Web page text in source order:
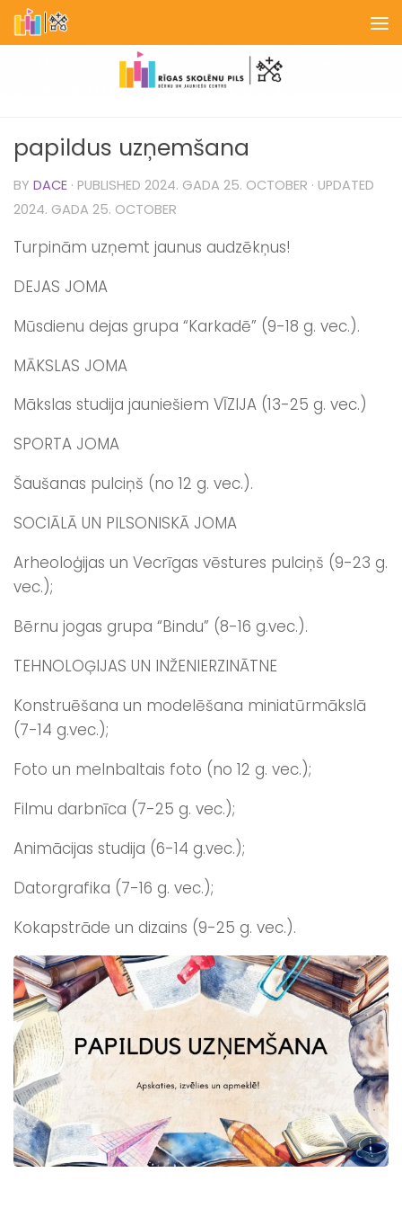
Skip to content
papildus uzņemšana
BY DACE · PUBLISHED 2024. GADA 25. OCTOBER · UPDATED
2024. GADA 25. OCTOBER
Turpinām uzņemt jaunus audzēkņus!
DEJAS JOMA
Mūsdienu dejas grupa “Karkadē” (9-18 g. vec.).
MĀKSLAS JOMA
Mākslas studija jauniešiem VĪZIJA (13-25 g. vec.)
SPORTA JOMA
Šaušanas pulciņš (no 12 g. vec.).
SOCIĀLĀ UN PILSONISKĀ JOMA
Arheoloģijas un Vecrīgas vēstures pulciņš (9-23 g.
vec.);
Bērnu jogas grupa “Bindu” (8-16 g.vec.).
TEHNOLOĢIJAS UN INŽENIERZINĀTNE
Konstruēšana un modelēšana miniatūrmākslā
(7-14 g.vec.);
Foto un melnbaltais foto (no 12 g. vec.);
Filmu darbnīca (7-25 g. vec.);
Animācijas studija (6-14 g.vec.);
Datorgrafika (7-16 g. vec.);
Kokapstrāde un dizains (9-25 g. vec.).